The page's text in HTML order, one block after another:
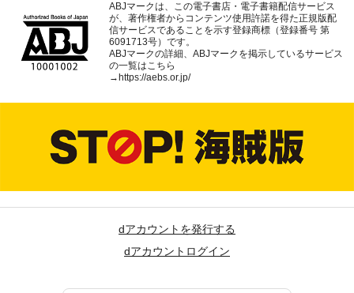
ABJマークは、この電子書店・電子書籍配信サービス
が、著作権者からコンテンツ使用許諾を得た正規版配
信サービスであることを示す登録商標（登録番号 第
6091713号）です。
ABJマークの詳細、ABJマークを掲示しているサービス
の一覧はこちら
→ https://aebs.or.jp/
dアカウントを発行する
dアカウントログイン